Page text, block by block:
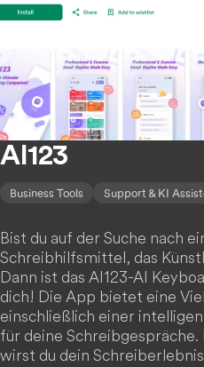
AI123
Business Tools Support & KI
Bist du auf der Suche nach
Schreibhilfsmittel, das
Dann ist das AI123-AI
dich! Die App bietet eine
einschließlich einer
für deine
wirst du dein